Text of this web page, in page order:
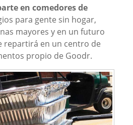
en comedores de
para gente sin hogar,
mayores y en un futuro
repartirá en un centro de
propio de Goodr.